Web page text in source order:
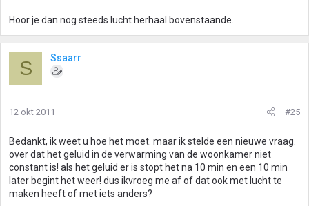
Hoor je dan nog steeds lucht herhaal bovenstaande.
S Ssaarr
12 okt 2011 #25
Bedankt, ik weet u hoe het moet. maar ik stelde een nieuwe vraag.
over dat het geluid in de verwarming van de woonkamer niet
constant is! als het geluid er is stopt het na 10 min en een 10 min
later begint het weer! dus ikvroeg me af of dat ook met lucht te
maken heeft of met iets anders?